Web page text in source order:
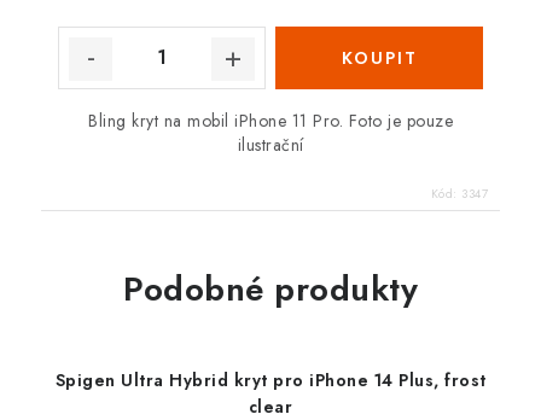
Bling kryt na mobil iPhone 11 Pro. Foto je pouze
ilustrační
Kód: 3347
Podobné produkty
Spigen Ultra Hybrid kryt pro iPhone 14 Plus, frost
clear